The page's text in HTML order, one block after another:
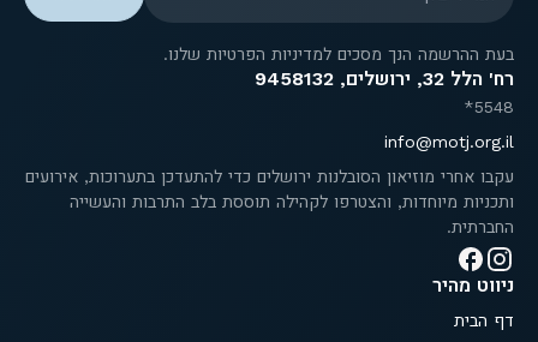
ניווט מהיר
דף הבית
רח' הלל 32, ירושלים, 9458132
5548*
info@motj.org.il
עקבו אחרי מוזיאון הסובלנות ירושלים כדי להתעדכן בתערוכות, אירועים
ותכניות מיוחדות, והצטרפו לקהילה תוססת בלב התרבות והעשייה
החברתית.
בעת ההרשמה הנך מסכים למדיניות הפרטיות שלנו.